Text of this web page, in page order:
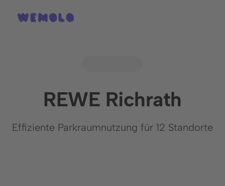
REWE Richrath
Effiziente Parkraumnutzung für 12 Standorte